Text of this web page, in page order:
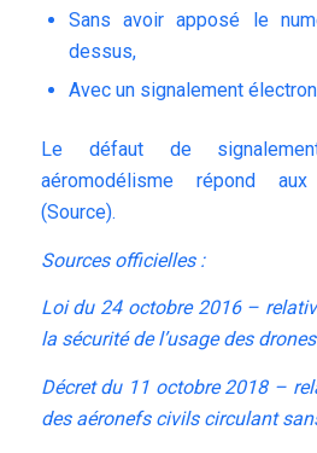
Sans avoir apposé le
dessus,
Avec un signalement
Le défaut de
aéromodélisme répond
(Source).
Sources officielles :
Loi du 24 octobre 2016 –
la sécurité de l’usage des
Décret du 11 octobre 2018 –
des aéronefs civils circulant